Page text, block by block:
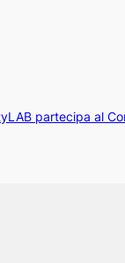
partecipa al